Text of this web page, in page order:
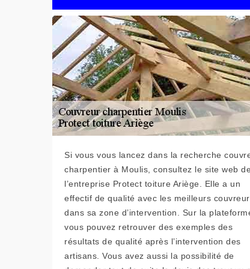
Si vous vous lancez dans la recherche
charpentier à Moulis, consultez le site web de
l’entreprise Protect toiture Ariège. Elle a un
effectif de qualité avec les meilleurs
dans sa zone d’intervention. Sur la
vous pouvez retrouver des exemples des
résultats de qualité après l’intervention des
artisans. Vous avez aussi la possibilité de